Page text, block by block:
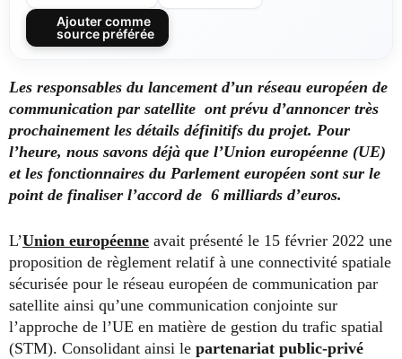
Ajouter comme
source préférée
Les responsables du lancement d’un réseau européen de
communication par satellite ont prévu d’annoncer très
prochainement les détails définitifs du projet. Pour
l’heure, nous savons déjà que l’Union européenne (UE)
et les fonctionnaires du Parlement européen sont sur le
point de finaliser l’accord de 6 milliards d’euros.
L’Union européenne avait présenté le 15 février 2022 une
proposition de règlement relatif à une connectivité spatiale
sécurisée pour le réseau européen de communication par
satellite ainsi qu’une communication conjointe sur
l’approche de l’UE en matière de gestion du trafic spatial
(STM). Consolidant ainsi le partenariat public-privé